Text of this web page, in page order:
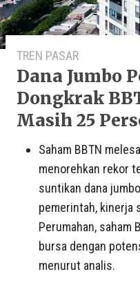
TREN PASAR
Dana Jumbo
Dongkrak
Masih 25
Saham BBTN
menorehkan rekor
suntikan dana
pemerintah, kinerja
Perumahan, saham
bursa dengan
menurut analis.